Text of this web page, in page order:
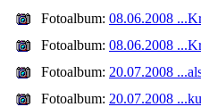
Fotoalbum: 08.06.2008
Fotoalbum: 08.06.2008
Fotoalbum: 20.07.2008
Fotoalbum: 20.07.2008